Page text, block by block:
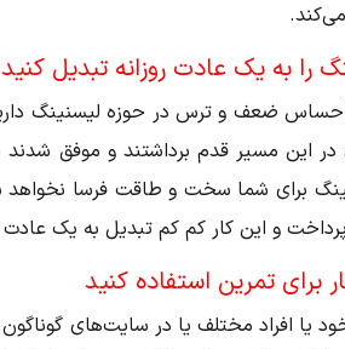
را به یک عادت روزانه تبدیل کنید
احساس ضعف و ترس در حوزه لیسنینگ
در این مسیر قدم برداشتند و موفق شدند
برای شما سخت و طاقت فرسا نخواهد
و این کار کم کم تبدیل به یک
برای تمرین استفاده کنید
یا افراد مختلف یا در سایت‌های گوناگون